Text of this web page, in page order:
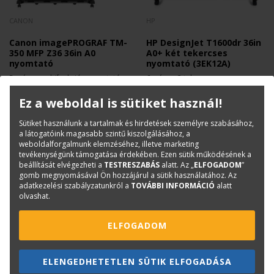
Canon imagePROGRAF TM-
350 MFP Z36 36in A0
nyomtató
5-színes multifunkciós nyomtató
nagy teljesítményű szkennerrel
2 025 800 Ft + Áfa
HP DesignJet T1600dr 36in
A0+ két tekercses
nyomtató (3EK12A)
6 színes, 2 tekercses, nagy
teljesítményű mérnöki nyomtató
1 815 000 Ft + Áfa
HP
Ez a weboldal is sütiket használ!
Sütiket használunk a tartalmak és hirdetések személyre szabásához,
a látogatóink magasabb szintű kiszolgálásához, a
weboldalforgalmunk elemzéséhez, illetve marketing
tevékenységünk támogatása érdekében. Ezen sütik működésének a
beállítását elvégezheti a TESTRESZABÁS alatt. Az „ELFOGADOM”
gomb megnyomásával Ön hozzájárul a sütik használatához. Az
adatkezelési szabályzatunkról a TOVÁBBI INFORMÁCIÓ alatt
olvashat.
ELFOGADOM
ELENGEDHETETLEN SÜTIK ELFOGADÁSA